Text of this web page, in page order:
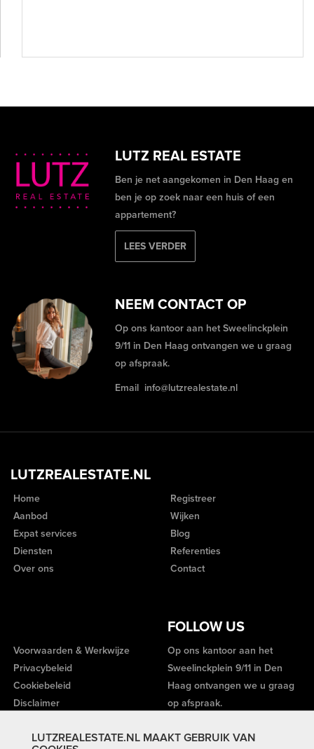
LUTZREALESTATE.NL MAAKT GEBRUIK VAN
LUTZ REAL ESTATE
Ben je net aangekomen in Den Haag en
ben je op zoek naar een huis of een
appartement?
LEES VERDER
NEEM CONTACT OP
Op ons kantoor aan het Sweelinckplein
9/11 in Den Haag ontvangen we u graag
op afspraak.
Email info@lutzrealestate.nl
LUTZREALESTATE.NL
Home
Aanbod
Expat services
Diensten
Over ons
Registreer
Wijken
Blog
Referenties
Contact
FOLLOW US
Voorwaarden & Werkwijze
Privacybeleid
Cookiebeleid
Disclaimer
Op ons kantoor aan het
Sweelinckplein 9/11 in Den
Haag ontvangen we u graag
op afspraak.